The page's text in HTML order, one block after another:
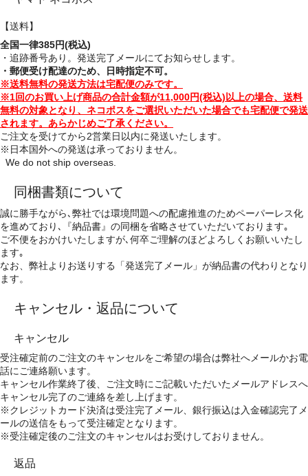
【送料】
全国一律385円(税込)
・追跡番号あり。発送完了メールにてお知らせします。
・郵便受け配達のため、日時指定不可。
※送料無料の発送方法は宅配便のみです。
※1回のお買い上げ商品の合計金額が11,000円(税込)以上の場合、送料
無料の対象となり、ネコポスをご選択いただいた場合でも宅配便で発送
されます。あらかじめご了承ください。
ご注文を受けてから2営業日以内に発送いたします。
※日本国外への発送は承っておりません。
We do not ship overseas.
同梱書類について
誠に勝手ながら､弊社では環境問題への配慮推進のためペーパーレス化
を進めており､『納品書』の同梱を省略させていただいております｡
ご不便をおかけいたしますが､何卒ご理解のほどよろしくお願いいたし
ます｡
なお、弊社よりお送りする「発送完了メール」が納品書の代わりとなり
ます。
キャンセル・返品について
キャンセル
受注確定前のご注文のキャンセルをご希望の場合は弊社へメールかお電
話にご連絡願います。
キャンセル作業終了後、ご注文時にご記載いただいたメールアドレスへ
キャンセル完了のご連絡を差し上げます。
※クレジットカード決済は受注完了メール、銀行振込は入金確認完了メ
ールの送信をもって受注確定となります。
※受注確定後のご注文のキャンセルはお受けしておりません。
返品